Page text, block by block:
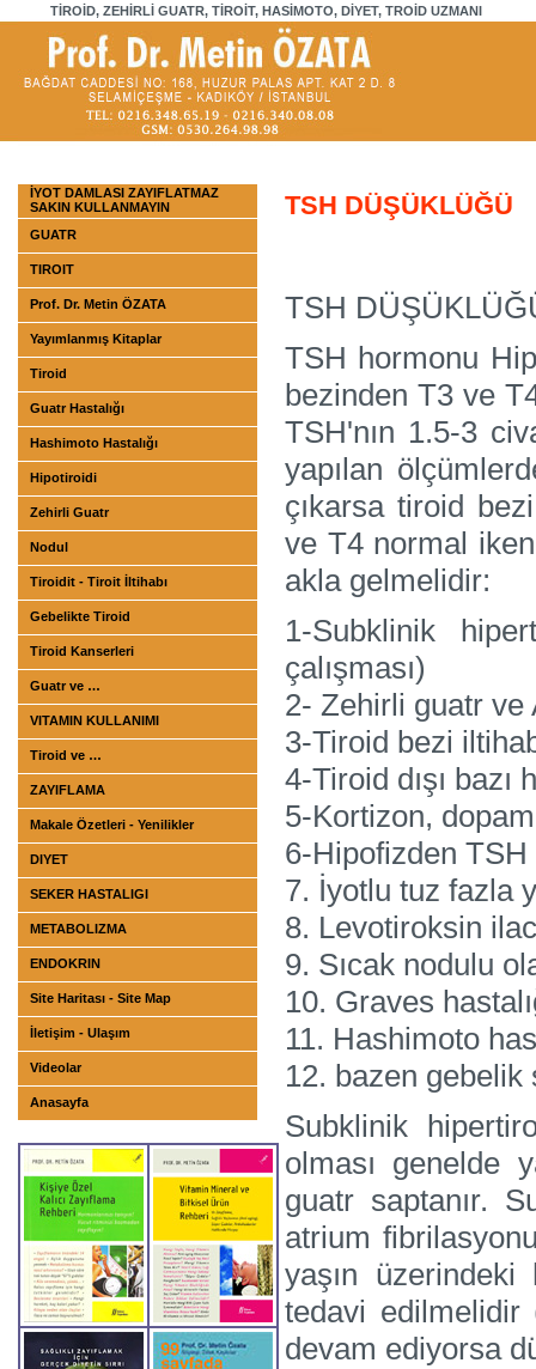
TİROİD, ZEHİRLİ GUATR, TİROİT, HASİMOTO, DİYET, TROİD UZMANI
İYOT DAMLASI ZAYIFLATMAZ
SAKIN KULLANMAYIN
GUATR
TIROIT
Prof. Dr. Metin ÖZATA
Yayımlanmış Kitaplar
Tiroid
Guatr Hastalığı
Hashimoto Hastalığı
Hipotiroidi
Zehirli Guatr
Nodul
Tiroidit - Tiroit İltihabı
Gebelikte Tiroid
Tiroid Kanserleri
Guatr ve …
VITAMIN KULLANIMI
Tiroid ve …
ZAYIFLAMA
Makale Özetleri - Yenilikler
DIYET
SEKER HASTALIGI
METABOLIZMA
ENDOKRIN
Site Haritası - Site Map
İletişim - Ulaşım
Videolar
Anasayfa
TSH DÜŞÜKLÜĞÜ
TSH
TSH hormonu
bezinden T3 ve
TSH'nın 1.5-3
yapılan
çıkarsa tiroid
ve T4 normal
akla gelmelidir:
1-Subklinik
çalışması)
2- Zehirli guatr ve
3-Tiroid bezi
4-Tiroid dışı bazı
5-Kortizon,
6-Hipofizden TSH
7. İyotlu tuz fazla
8. Levotiroksin
9. Sıcak nodulu
10. Graves
11. Hashimoto
12. bazen gebelik
Subklinik
olması genelde
guatr saptanır.
atrium
yaşın üzerindeki
tedavi
devam ediyorsa